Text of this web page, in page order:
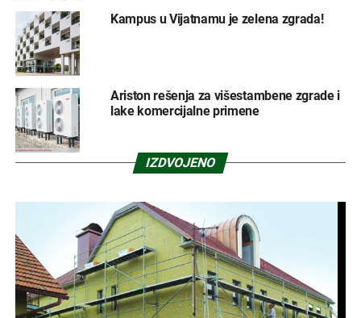
Kampus u Vijatnamu je zelena zgrada!
Ariston rešenja za višestambene zgrade i
lake komercijalne primene
IZDVOJENO